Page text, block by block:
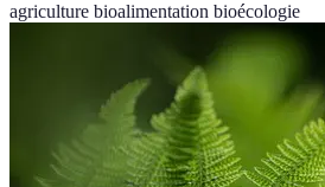
agriculture bioalimentation bioécologie